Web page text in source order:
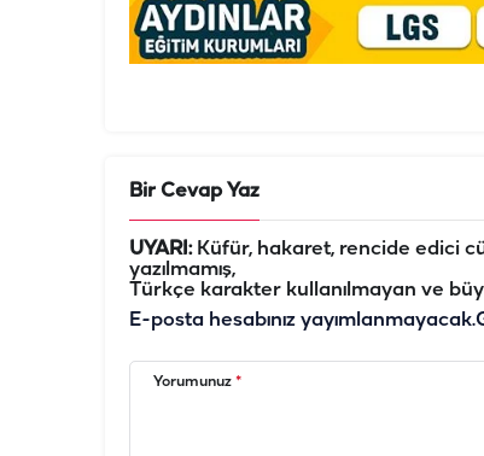
Bir Cevap Yaz
UYARI:Küfür, hakaret, rencide edici
yazılmamış,
Türkçe karakter kullanılmayan ve
E-posta hesabınız yayımlanmayacak.
Yorumunuz *